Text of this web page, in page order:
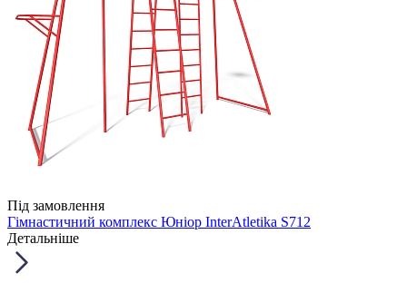
Під замовлення
Гімнастичний комплекс Юніор InterAtletika S712
Детальніше